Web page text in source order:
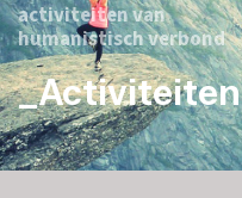
activiteiten van
humanistisch verbond
_Activiteiten